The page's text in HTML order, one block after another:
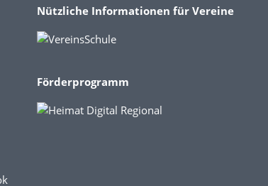
Nützliche Informationen für Vereine
Förderprogramm